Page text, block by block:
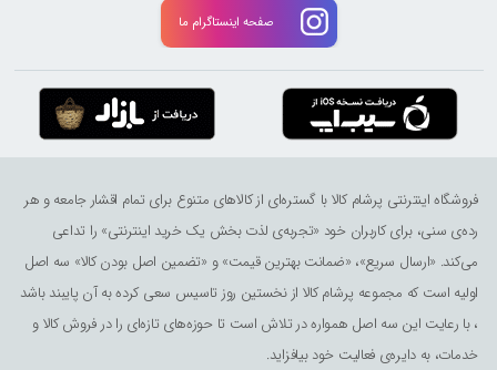
صفحه اینستاگرام ما
فروشگاه اینترنتی پرشام کالا با گستره‌ای از کالاهای متنوع برای تمام اقشار جامعه و هر
رده‌ی سنی، برای کاربران خود «تجربه‌ی لذت ‌بخش یک خرید اینترنتی» را تداعی
می‌کند. «ارسال سریع»، «ضمانت بهترین قیمت» و «تضمین اصل بودن کالا» سه اصل
اولیه است که مجموعه پرشام کالا از نخستین روز تاسیس سعی کرده به آن پایبند باشد
، با رعایت این سه اصل همواره در تلاش است تا حوزه‌های تازه‌ای را در فروش کالا و
خدمات، به دایره‌ی فعالیت خود بیافزاید.